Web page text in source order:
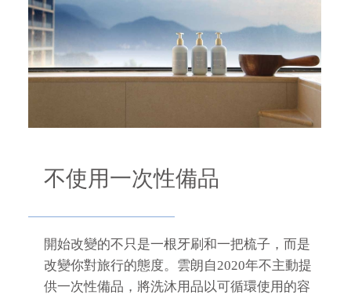
不使用一次性備品
開始改變的不只是一根牙刷和一把梳子，而是
改變你對旅行的態度。雲朗自2020年不主動提
供一次性備品，將洗沐用品以可循環使用的容